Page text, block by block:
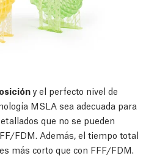
y el perfecto nivel de
MSLA sea adecuada para
que no se pueden
FDM. Además, el tiempo total
más corto que con FFF/FDM.